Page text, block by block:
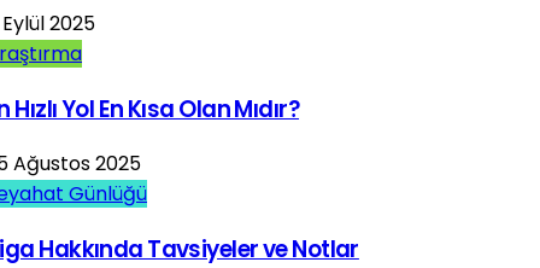
2025
Hızlı Yol En Kısa Olan Mıdır?
Ağustos 2025
Günlüğü
Hakkında Tavsiyeler ve Notlar